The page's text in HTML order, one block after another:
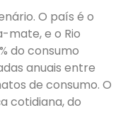
O país é o
mate, e o Rio
do consumo
anuais entre
de consumo. O
cotidiana, do